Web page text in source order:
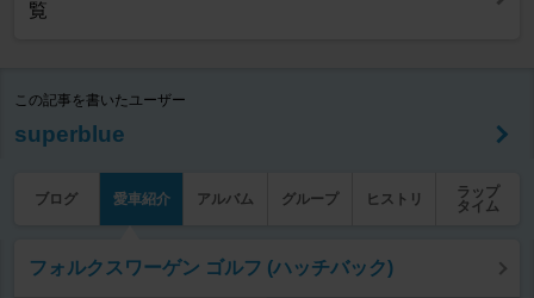
覧
この記事を書いたユーザー
superblue
ブログ 愛車紹介 アルバム グループ ヒストリ
ラップ
タイム
フォルクスワーゲン ゴルフ (ハッチバック)